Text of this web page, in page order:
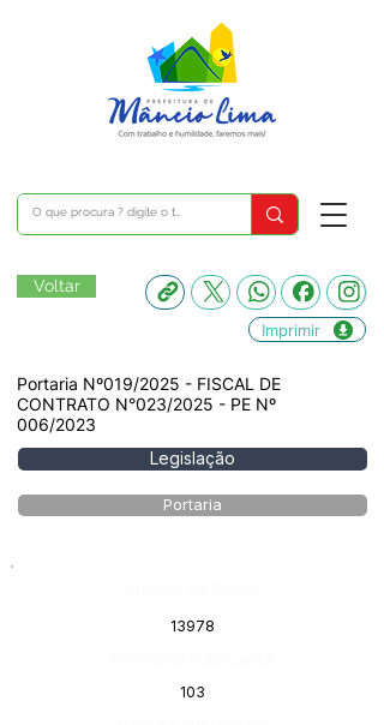
Voltar
Imprimir
Portaria Nº019/2025 - FISCAL DE
CONTRATO N°023/2025 - PE Nº
006/2023
Legislação
Portaria
13978
103